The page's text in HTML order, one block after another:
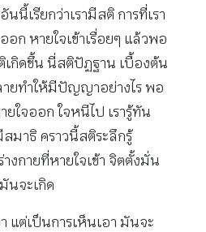
นี้เรียกว่าเรามีสติ การที่เรา
อก หายใจเข้าเรื่อยๆ แล้วพอ
กิดขึ้น นี่สติปัฏฐาน เบื้องต้น
ยทำให้มีปัญญาอย่างไร พอ
ยใจออก ใจหนีไป เรารู้ทัน
มาธิ คราวนี้สติระลึกรู้
งกายที่หายใจเข้า จิตตั้งมั่น
จะเกิด
แต่เป็นการเห็นเอา มันจะ